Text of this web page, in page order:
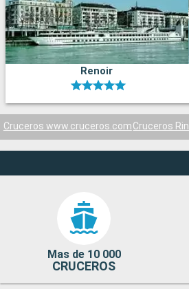
Renoir
Cruceros www.cruceros.comCruceros Rin
Mas de 10 000
CRUCEROS